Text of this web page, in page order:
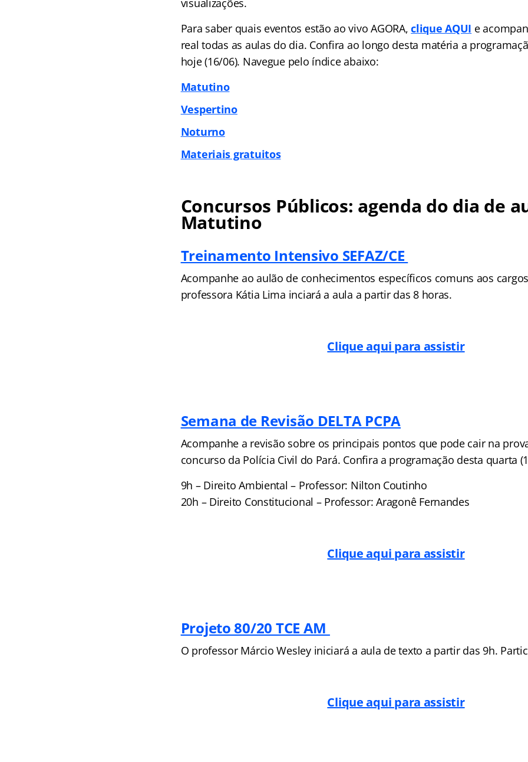
visualizações.
Para saber quais eventos estão ao vivo AGORA,clique AQUI e
real todas as aulas do dia. Confira ao longo desta matéria a
hoje (16/06). Navegue pelo índice abaixo:
Matutino
Vespertino
Noturno
Materiais gratuitos
Concursos Públicos: agenda do dia de
Matutino
Treinamento Intensivo SEFAZ/CE
Acompanhe ao aulão de conhecimentos específicos comuns aos
professora Kátia Lima inciará a aula a partir das 8 horas.
Clique aqui para assistir
Semana de Revisão DELTA PCPA
Acompanhe a revisão sobre os principais pontos que pode cair na
concurso da Polícia Civil do Pará. Confira a programação desta quarta
9h – Direito Ambiental – Professor: Nilton Coutinho
20h – Direito Constitucional – Professor: Aragonê Fernandes
Clique aqui para assistir
Projeto 80/20 TCE AM
O professor Márcio Wesley iniciará a aula de texto a partir das 9h.
Clique aqui para assistir